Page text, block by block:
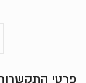
פרטי